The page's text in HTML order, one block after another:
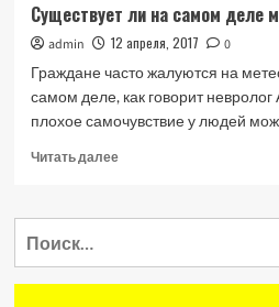
Существует ли на самом деле
admin 12 апреля, 2017
0
Граждане часто жалуются на
самом деле, как говорит
плохое самочувствие у людей
Читать далееПрочитать
Существует